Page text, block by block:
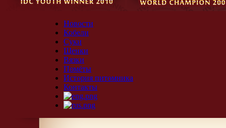
Новости
Кобели
Суки
Щенки
Вязки
Помёты
История питомника
Контакты